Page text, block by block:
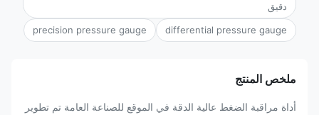
دقيق
differential pressure gauge
precision pressure gauge
ملخص المنتج
أداة مراقبة الضغط عالية الدقة في الموقع للصناعة العامة تم تطوير